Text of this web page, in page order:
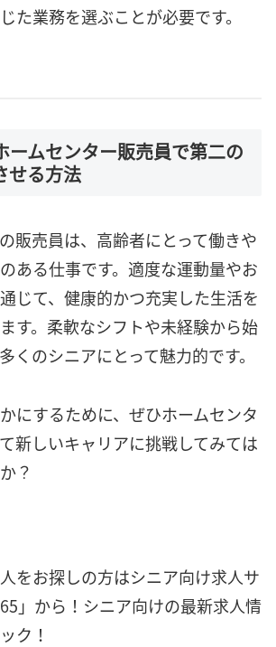
た業務を選ぶことが必要です。
ームセンター販売員で第二の
せる方法
販売員は、高齢者にとって働きや
ある仕事です。適度な運動量やお
じて、健康的かつ充実した生活を
す。柔軟なシフトや未経験から始
くのシニアにとって魅力的です。
にするために、ぜひホームセンタ
新しいキャリアに挑戦してみては
？
をお探しの方はシニア向け求人サ
」から！シニア向けの最新求人情
ク！